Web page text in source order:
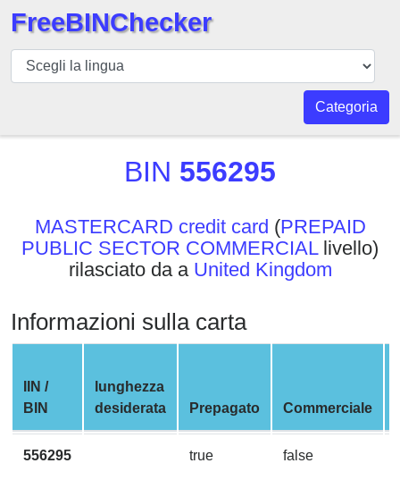
BIN
checker
API
BIN
Generator
BIN
Checker
BIN
CC
Generator
from
Banks
FreeBINChecker
Categoria
BIN 556295
MASTERCARD credit card (PREPAID
PUBLIC SECTOR COMMERCIALlivello)
rilasciato da a United Kingdom
Informazioni sulla carta
IIN /
BIN
lunghezza
desiderata
Prepagato Commerciale
556295 true false